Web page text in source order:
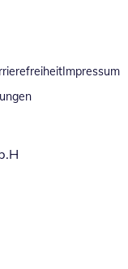
Fenster
Impressum